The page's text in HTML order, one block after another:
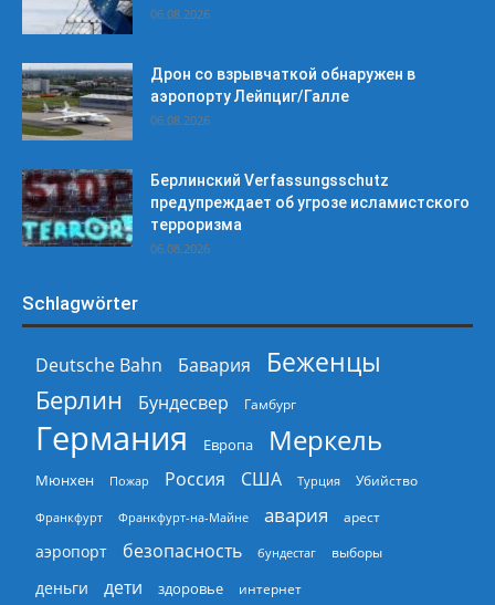
06.08.2026
Дрон со взрывчаткой обнаружен в
аэропорту Лейпциг/Галле
06.08.2026
Берлинский Verfassungsschutz
предупреждает об угрозе исламистского
терроризма
06.08.2026
Schlagwörter
Deutsche Bahn Бавария
Беженцы
Берлин
Бундесвер Гамбург
Германия Европа Меркель
Мюнхен Пожар Россия США Турция Убийство
Франкфурт Франкфурт-на-Майне авария арест
аэропорт безопасность бундестаг выборы
деньги дети здоровье интернет